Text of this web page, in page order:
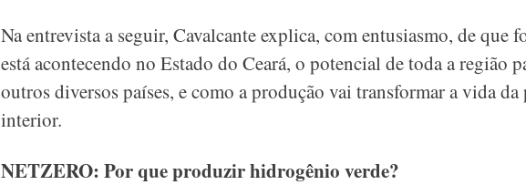
Na entrevista a seguir, Cavalcante explica, com entusiasmo, de que
está acontecendo no Estado do Ceará, o potencial de toda a região
outros diversos países, e como a produção vai transformar a vida
interior.
NETZERO: Por que produzir hidrogênio verde?